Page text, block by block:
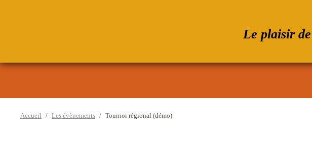
Le plaisir
Accueil Les évènements Tournoi régional (démo)